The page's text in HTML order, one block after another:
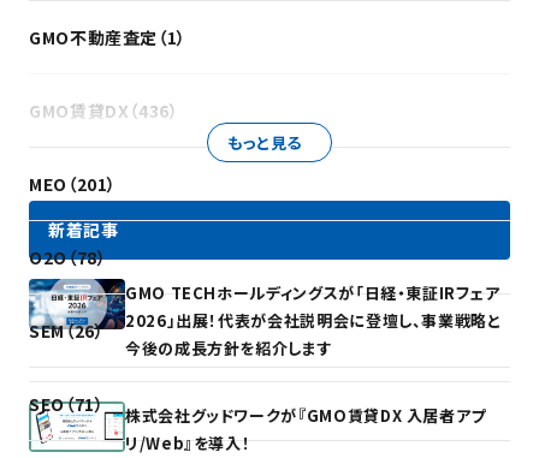
GMO不動産査定（1）
GMO賃貸DX（436）
MEO（201）
O2O（78）
SEM（26）
SEO（71）
もっと見る
新着記事
GMO TECHホールディングスが「日経・東証IRフェア
2026」出展！代表が会社説明会に登壇し、事業戦略と
今後の成長方針を紹介します
株式会社グッドワークが『GMO賃貸DX 入居者アプ
リ/Web』を導入！